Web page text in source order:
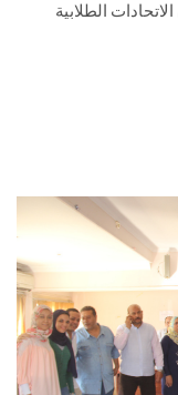
الزائـرون
الطلابية